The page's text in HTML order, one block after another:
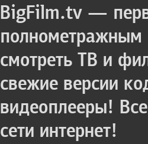
BigFilm.tv —
полнометражным
смотреть ТВ и
свежие версии
видеоплееры!
сети интернет!